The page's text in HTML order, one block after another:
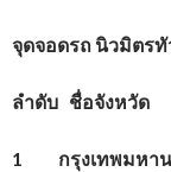
จุดจอดรถ นิวมิตรทั
ลำดับ ชื่อจังหวัด
1 กรุงเทพมห